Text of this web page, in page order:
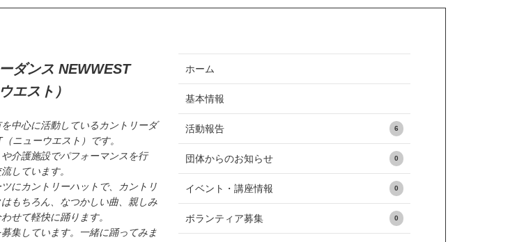
ダンス NEWWEST
エスト）
中心に活動しているカントリーダ
ニューウエスト）です。
介護施設でパフォーマンスを行
しています。
にカントリーハットで、カントリ
もちろん、なつかしい曲、親しみ
せて軽快に踊ります。
集しています。一緒に踊ってみま
ホーム
基本情報
活動報告 6
団体からのお知らせ 0
イベント・講座情報 0
ボランティア募集 0